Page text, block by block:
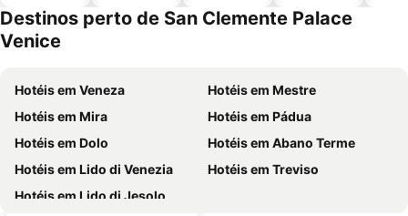
Destinos perto de San Clemente Palace
Venice
Hotéis em Veneza
Hotéis em Mestre
Hotéis em Mira
Hotéis em Pádua
Hotéis em Dolo
Hotéis em Abano Terme
Hotéis em Lido di Venezia
Hotéis em Treviso
Hotéis em Lido di Jesolo